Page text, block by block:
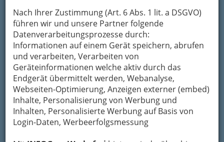
Nach Ihrer Zustimmung (Art. 6 Abs. 1 lit. a DSGVO)
führen wir und unsere Partner folgende
Datenverarbeitungsprozesse durch:
Informationen auf einem Gerät speichern, abrufen
und verarbeiten, Verarbeiten von
Geräteinformationen welche aktiv durch das
Endgerät übermittelt werden, Webanalyse,
Webseiten-Optimierung, Anzeigen externer (embed)
Inhalte, Personalisierung von Werbung und
Inhalten, Personalisierte Werbung auf Basis von
Login-Daten, Werbeerfolgsmessung
diese Stadt ist in jedem Winkel ein Erlebnis.
Schlossberg und Uhrturm – das
Herzstück von Graz
Starten wir am Schlossberg, dem markanten
Hügel mitten in der Stadt, der wie ein treuer
Wächter über Graz thront. Der Weg hinauf ist
ein kleines Abenteuer für sich, denn wer sich
den Aufstieg über die 260 Stufen gönnt, wird mit
einem stetig besser werdenden Ausblick